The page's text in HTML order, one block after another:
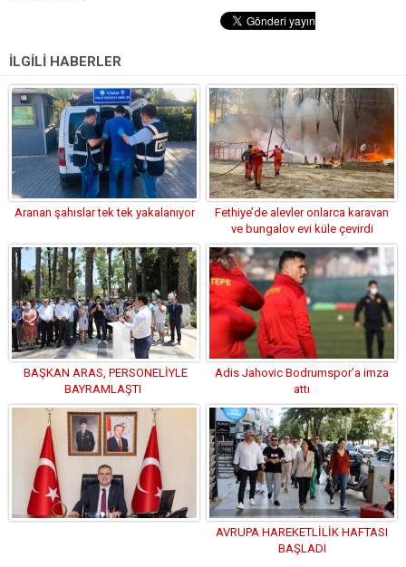
İLGİLİ HABERLER
Aranan şahıslar tek tek yakalanıyor
Fethiye’de alevler onlarca karavan
ve bungalov evi küle çevirdi
BAŞKAN ARAS, PERSONELİYLE
BAYRAMLAŞTI
Adis Jahovic Bodrumspor’a imza
attı
AVRUPA HAREKETLİLİK HAFTASI
BAŞLADI